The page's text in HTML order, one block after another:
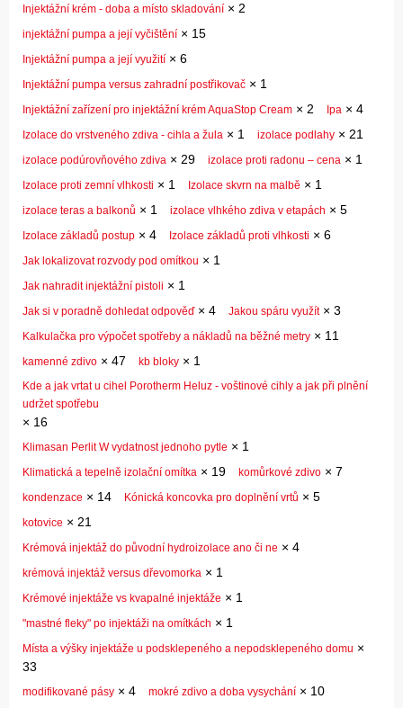
Injektážní krém - doba a místo skladování × 2
injektážní pumpa a její vyčištění × 15
Injektážní pumpa a její využití × 6
Injektážní pumpa versus zahradní postřikovač × 1
Injektážní zařízení pro injektážní krém AquaStop Cream × 2 Ipa × 4
Izolace do vrstveného zdiva - cihla a žula × 1 izolace podlahy × 21
izolace podúrovňového zdiva × 29 izolace proti radonu – cena × 1
Izolace proti zemní vlhkosti × 1 Izolace skvrn na malbě × 1
izolace teras a balkonů × 1 izolace vlhkého zdiva v etapách × 5
Izolace základů postup × 4 Izolace základů proti vlhkosti × 6
Jak lokalizovat rozvody pod omítkou × 1
Jak nahradit injektážní pistoli × 1
Jak si v poradně dohledat odpověď× 4 Jakou spáru využít× 3
Kalkulačka pro výpočet spotřeby a nákladů na běžné metry × 11
kamenné zdivo × 47 kb bloky × 1
Kde a jak vrtat u cihel Porotherm Heluz - voštinové cihly a jak při plnění
udržet spotřebu
× 16
Klimasan Perlit W vydatnost jednoho pytle × 1
Klimatická a tepelně izolační omítka × 19 komůrkové zdivo × 7
kondenzace × 14 Kónická koncovka pro doplnění vrtů × 5
kotovice × 21
Krémová injektáž do původní hydroizolace ano či ne × 4
krémová injektáž versus dřevomorka × 1
Krémové injektáže vs kvapalné injektáže × 1
"mastné fleky" po injektáži na omítkách × 1
Místa a výšky injektáže u podsklepeného a nepodsklepeného domu ×
33
modifikované pásy × 4 mokré zdivo a doba vysychání × 10